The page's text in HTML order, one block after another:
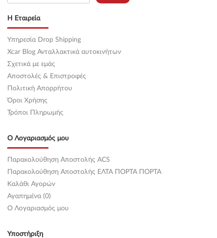
Η Εταιρεία
Υπηρεσία Drop Shipping
Xcar Blog Ανταλλακτικά αυτοκινήτων
Σχετικά με εμάς
Αποστολές & Επιστροφές
Πολιτική Απορρήτου
Όροι Χρήσης
Τρόποι Πληρωμής
Ο Λογαριασμός μου
Παρακολούθηση Αποστολής ACS
Παρακολούθηση Αποστολής ΕΛΤΑ ΠΟΡΤΑ ΠΟΡΤΑ
Καλάθι Αγορών
Αγαπημένα (0)
O Λογαριασμός μου
Υποστήριξη